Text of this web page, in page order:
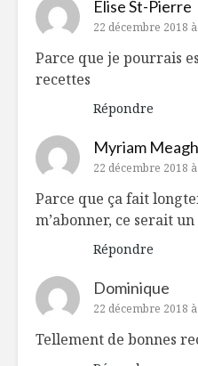
Elise St-Pierre
22 décembre 2018
Parce que je pourrais
recettes
Répondre
Myriam
22 décembre 2018
Parce que ça fait
m’abonner, ce serait
Répondre
Dominique
22 décembre 2018
Tellement de bonnes